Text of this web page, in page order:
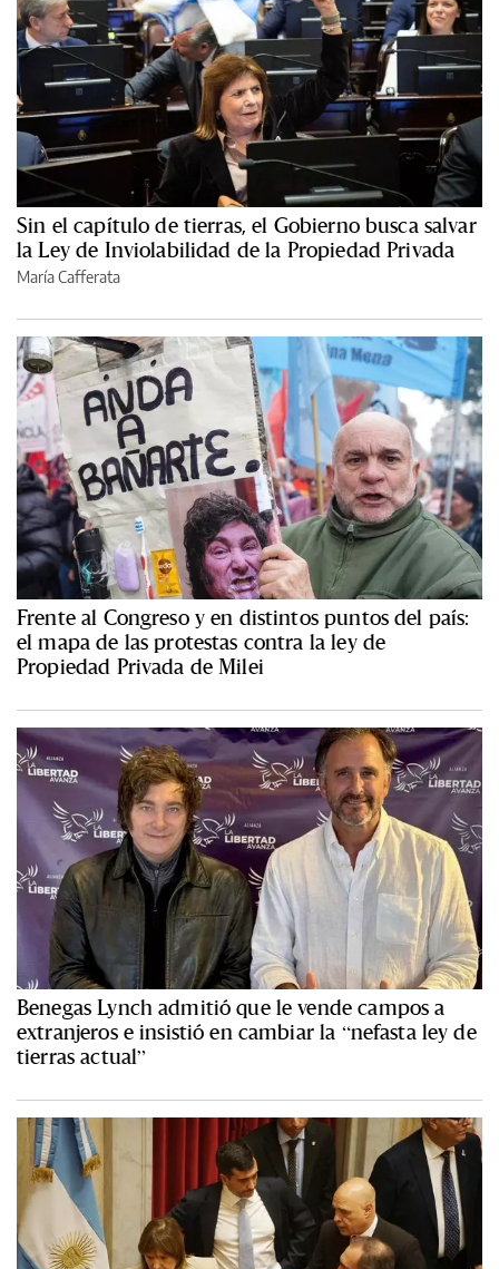
Sin el capítulo de tierras, el Gobierno busca salvar
la Ley de Inviolabilidad de la Propiedad Privada
María Cafferata
Frente al Congreso y en distintos puntos del país:
el mapa de las protestas contra la ley de
Propiedad Privada de Milei
Benegas Lynch admitió que le vende campos a
extranjeros e insistió en cambiar la “nefasta ley de
tierras actual”